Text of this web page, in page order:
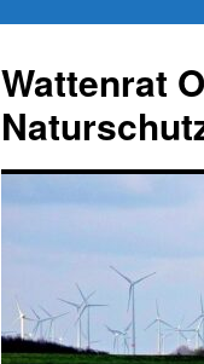
springen
Wattenrat